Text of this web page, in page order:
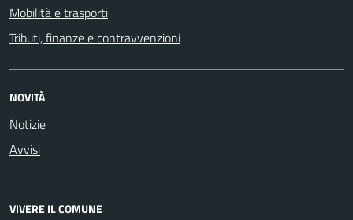
Mobilità e trasporti
Tributi, finanze e contravvenzioni
NOVITÀ
Notizie
Avvisi
VIVERE IL COMUNE